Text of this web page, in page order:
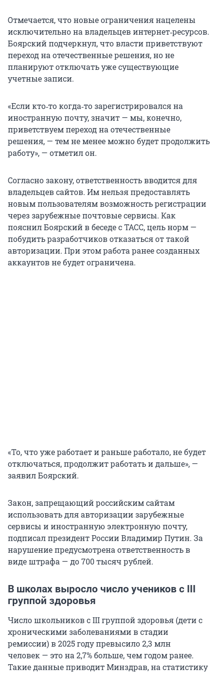
Отмечается, что новые ограничения нацелены
исключительно на владельцев интернет‑ресурсов.
Боярский подчеркнул, что власти приветствуют
переход на отечественные решения, но не
планируют отключать уже существующие
учетные записи.
«Если кто‑то когда‑то зарегистрировался на
иностранную почту, значит — мы, конечно,
приветствуем переход на отечественные
решения, — тем не менее можно будет продолжить
работу», — отметил он.
Согласно закону, ответственность вводится для
владельцев сайтов. Им нельзя предоставлять
новым пользователям возможность регистрации
через зарубежные почтовые сервисы. Как
пояснил Боярский в беседе с ТАСС, цель норм —
побудить разработчиков отказаться от такой
авторизации. При этом работа ранее созданных
аккаунтов не будет ограничена.
«То, что уже работает и раньше работало, не будет
отключаться, продолжит работать и дальше», —
заявил Боярский.
Закон, запрещающий российским сайтам
использовать для авторизации зарубежные
сервисы и иностранную электронную почту,
подписал президент России Владимир Путин. За
нарушение предусмотрена ответственность в
виде штрафа — до 700 тысяч рублей.
В школах выросло число учеников с III
группой здоровья
Число школьников с III группой здоровья (дети с
хроническими заболеваниями в стадии
ремиссии) в 2025 году превысило 2,3 млн
человек — это на 2,7% больше, чем годом ранее.
Такие данные приводит Минздрав, на статистику